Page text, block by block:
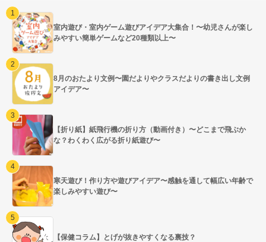
室内遊び・室内ゲーム遊びアイデア大集合！〜幼児さんが楽し
みやすい簡単ゲームなど20種類以上〜
8月のおたより文例〜園だよりやクラスだよりの書き出し文例
アイデア〜
【折り紙】紙飛行機の折り方（動画付き）〜どこまで飛ぶか
な？わくわく広がる折り紙遊び〜
寒天遊び！作り方や遊びアイデア〜感触を通して幅広い年齢で
楽しみやすい遊び〜
【保健コラム】とげが抜きやすくなる裏技？